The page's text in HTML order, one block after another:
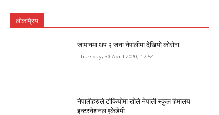
लोकप्रिय
जापानमा थप २ जना नेपालीमा देखियो कोरोना
Thursday, 30 April 2020, 17:54
नेपालीहरुले टोकियोमा खोले नेपाली स्कुल हिमालय
इन्टरनेशनल एकेडेमी